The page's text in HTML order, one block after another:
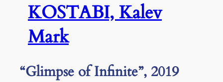
KOSTABI, Kalev
Mark
“Glimpse of Infinite”, 2019